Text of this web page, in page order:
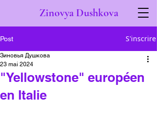
Zinovya Dushkova
Post S'inscrire
"Yellowstone" européen
en Italie
Зиновья Душкова
23 mai 2024